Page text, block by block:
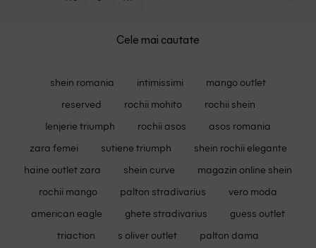
Cele mai cautate
shein romania intimissimi
mango outlet
reserved
rochii mohito
rochii shein
lenjerie triumph
rochii asos
asos romania
zara femei
sutiene triumph
shein rochii elegante
haine outlet zara
shein curve
magazin online shein
rochii mango
palton stradivarius
vero moda
american eagle
ghete stradivarius
guess outlet
triaction
s oliver outlet
palton dama